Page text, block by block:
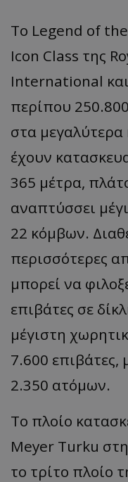
Το Legend of
Icon Class της
International
περίπου
στα
έχουν
365 μέτρα,
αναπτύσσει
22 κόμβων.
περισσότερες
μπορεί να
επιβάτες σε
μέγιστη
7.600
2.350 ατόμων.
Το πλοίο
Meyer Turku
το τρίτο πλοίο